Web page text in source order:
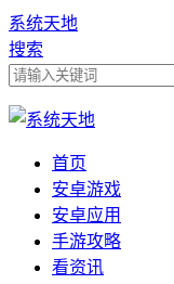
系统天地
搜索
首页
安卓游戏
安卓应用
手游攻略
看资讯